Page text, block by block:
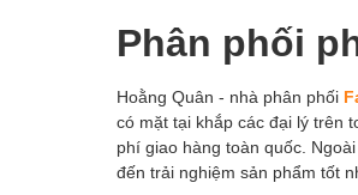
Phân phối
Hoằng Quân - nhà phân phối
có mặt tại khắp các đại lý trên
phí giao hàng toàn quốc.
đến trải nghiệm sản phẩm tốt